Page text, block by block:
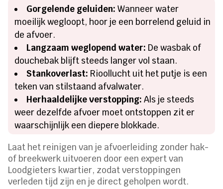
Gorgelende geluiden: Wanneer water
moeilijk wegloopt, hoor je een borrelend geluid in
de afvoer.
Langzaam weglopend water: De wasbak of
douchebak blijft steeds langer vol staan.
Stankoverlast: Rioollucht uit het putje is een
teken van stilstaand afvalwater.
Herhaaldelijke verstopping: Als je steeds
weer dezelfde afvoer moet ontstoppen zit er
waarschijnlijk een diepere blokkade.
Laat het reinigen van je afvoerleiding zonder hak-
of breekwerk uitvoeren door een expert van
Loodgieters kwartier, zodat verstoppingen
verleden tijd zijn en je direct geholpen wordt.